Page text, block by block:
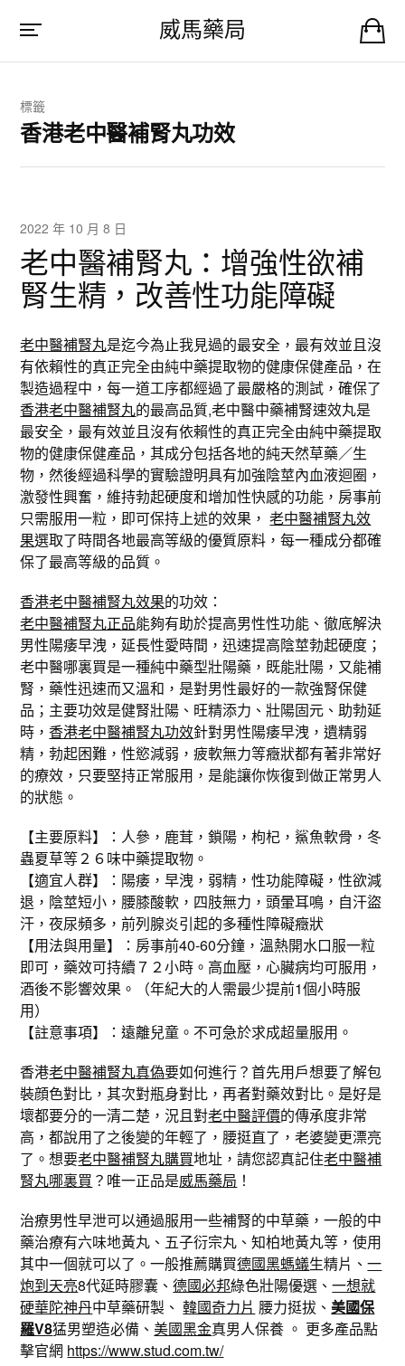
威馬藥局
標籤
香港老中醫補腎丸功效
2022 年 10 月 8 日
老中醫補腎丸：增強性欲補
腎生精，改善性功能障礙
老中醫補腎丸是迄今為止我見過的最安全，最有效並且沒
有依賴性的真正完全由純中藥提取物的健康保健產品，在
製造過程中，每一道工序都經過了最嚴格的測試，確保了
香港老中醫補腎丸的最高品質,老中醫中藥補腎速效丸是
最安全，最有效並且沒有依賴性的真正完全由純中藥提取
物的健康保健產品，其成分包括各地的純天然草藥／生
物，然後經過科學的實驗證明具有加強陰莖內血液迴圈，
激發性興奮，維持勃起硬度和增加性快感的功能，房事前
只需服用一粒，即可保持上述的效果，老中醫補腎丸效
果選取了時間各地最高等級的優質原料，每一種成分都確
保了最高等級的品質。
香港老中醫補腎丸效果的功效：
老中醫補腎丸正品能夠有助於提高男性性功能、徹底解決
男性陽痿早洩，延長性愛時間，迅速提高陰莖勃起硬度；
老中醫哪裏買是一種純中藥型壯陽藥，既能壯陽，又能補
腎，藥性迅速而又溫和，是對男性最好的一款強腎保健
品；主要功效是健腎壯陽、旺精添力、壯陽固元、助勃延
時，香港老中醫補腎丸功效針對男性陽痿早洩，遺精弱
精，勃起困難，性慾減弱，疲軟無力等癥狀都有著非常好
的療效，只要堅持正常服用，是能讓你恢復到做正常男人
的狀態。
【主要原料】：人參，鹿茸，鎖陽，枸杞，鯊魚軟骨，冬
蟲夏草等２６味中藥提取物。
【適宜人群】：陽痿，早洩，弱精，性功能障礙，性欲減
退，陰莖短小，腰膝酸軟，四肢無力，頭暈耳鳴，自汗盜
汗，夜尿頻多，前列腺炎引起的多種性障礙癥狀
【用法與用量】：房事前40-60分鐘，溫熱開水口服一粒
即可，藥效可持續７２小時。高血壓，心臟病均可服用，
酒後不影響效果。（年紀大的人需最少提前1個小時服
用）
【註意事項】：遠離兒童。不可急於求成超量服用。
香港老中醫補腎丸真偽要如何進行？首先用戶想要了解包
裝顔色對比，其次對瓶身對比，再者對藥效對比。是好是
壞都要分的一清二楚，況且對老中醫評價的傳承度非常
高，都說用了之後變的年輕了，腰挺直了，老婆變更漂亮
了。想要老中醫補腎丸購買地址，請您認真記住老中醫補
腎丸哪裏買 ？唯一正品是威馬藥局 ！
治療男性早泄可以通過服用一些補腎的中草藥，一般的中
藥治療有六味地黃丸、五子衍宗丸、知柏地黃丸等，使用
其中一個就可以了。一般推薦購買德國黑螞蟻生精片、一
炮到天亮8代延時膠囊、德國必邦綠色壯陽優選、一想就
硬華陀神丹中草藥研製、 韓國奇力片 腰力挺拔、美國保
羅V8猛男塑造必備、美國黑金真男人保養 。 更多產品點
擊官網 https://www.stud.com.tw/